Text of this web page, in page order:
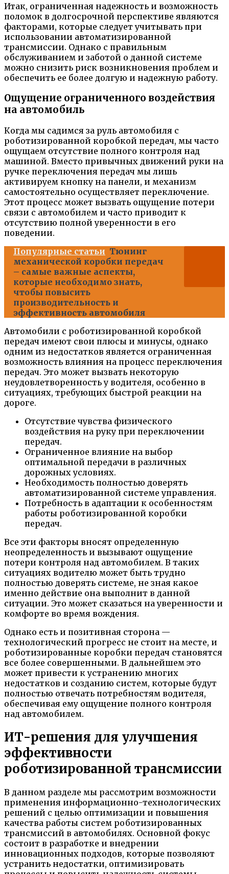
Итак, ограниченная надежность и возможность
поломок в долгосрочной перспективе являются
факторами, которые следует учитывать при
использовании автоматизированной
трансмиссии. Однако с правильным
обслуживанием и заботой о данной системе
можно снизить риск возникновения проблем и
обеспечить ее более долгую и надежную работу.
Ощущение ограниченного воздействия
на автомобиль
Когда мы садимся за руль автомобиля с
роботизированной коробкой передач, мы часто
ощущаем отсутствие полного контроля над
машиной. Вместо привычных движений руки на
ручке переключения передач мы лишь
активируем кнопку на панели, и механизм
самостоятельно осуществляет переключение.
Этот процесс может вызвать ощущение потери
связи с автомобилем и часто приводит к
отсутствию полной уверенности в его
поведении.
Популярные статьи Тюнинг
механической коробки передач
– самые важные аспекты,
которые необходимо знать,
чтобы повысить
производительность и
эффективность автомобиля
Автомобили с роботизированной коробкой
передач имеют свои плюсы и минусы, однако
одним из недостатков является ограниченная
возможность влияния на процесс переключения
передач. Это может вызвать некоторую
неудовлетворенность у водителя, особенно в
ситуациях, требующих быстрой реакции на
дороге.
Отсутствие чувства физического
воздействия на руку при переключении
передач.
Ограниченное влияние на выбор
оптимальной передачи в различных
дорожных условиях.
Необходимость полностью доверять
автоматизированной системе управления.
Потребность в адаптации к особенностям
работы роботизированной коробки
передач.
Все эти факторы вносят определенную
неопределенность и вызывают ощущение
потери контроля над автомобилем. В таких
ситуациях водителю может быть трудно
полностью доверять системе, не зная какое
именно действие она выполнит в данной
ситуации. Это может сказаться на уверенности и
комфорте во время вождения.
Однако есть и позитивная сторона —
технологический прогресс не стоит на месте, и
роботизированные коробки передач становятся
все более совершенными. В дальнейшем это
может привести к устранению многих
недостатков и созданию систем, которые будут
полностью отвечать потребностям водителя,
обеспечивая ему ощущение полного контроля
над автомобилем.
ИТ-решения для улучшения
эффективности
роботизированной трансмиссии
В данном разделе мы рассмотрим возможности
применения информационно-технологических
решений с целью оптимизации и повышения
качества работы систем роботизированных
трансмиссий в автомобилях. Основной фокус
состоит в разработке и внедрении
инновационных подходов, которые позволяют
устранить недостатки, оптимизировать